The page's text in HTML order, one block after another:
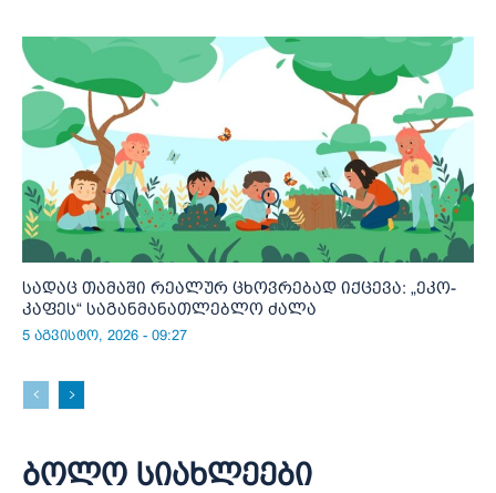
სადაც თამაში რეალურ ცხოვრებად იქცევა: „ეკო-
კაფეს“ საგანმანათლებლო ძალა
5 აგვისტო, 2026 - 09:27
ბოლო სიახლეები